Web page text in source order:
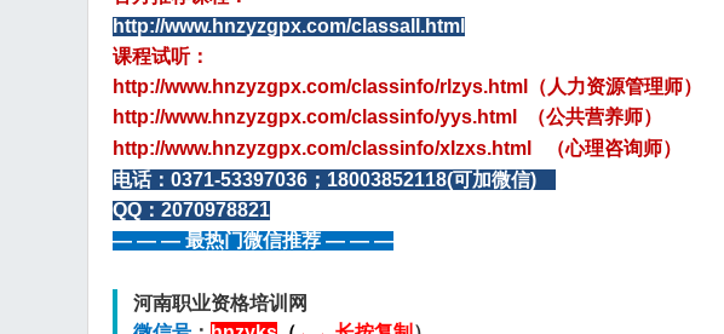
http://www.hnzyzgpx.com/classall.html
课程试听：
http://www.hnzyzgpx.com/classinfo/rlzys.html（人力资源管理师）
http://www.hnzyzgpx.com/classinfo/yys.html
（公共营养师）
http://www.hnzyzgpx.com/classinfo/xlzxs.html
（心理咨询师）
电话： 0371-53397036；18003852118(可加微信)
QQ：2070978821
— — — 最热门微信推荐 — — —
河南职业资格培训网